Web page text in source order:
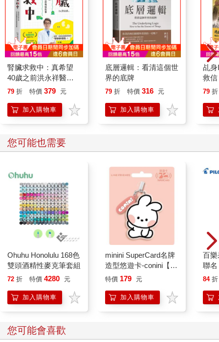
腎臟求救中：真希望
40歲之前洪永祥醫師
就告訴我這些事
79 折 特價 379 元
加入購物車
底層邏輯：看清這個世
界的底牌
79 折 特價 316 元
加入購物車
乩身
救信
79 折
您可能也需要
Ohuhu Honolulu 168色
雙頭酒精性麥克筆套組
72 折 特價 4280 元
加入購物車
minini SuperCard名牌
造型悠遊卡-conini【受
託代銷】
特價 179 元
加入購物車
百
聯
84 折
您可能會喜歡